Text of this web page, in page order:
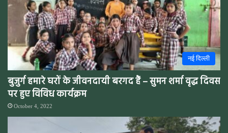
नई दिल्ली
बुजुर्ग हमारे घरों के जीवनदायी बरगद हैं – सुमन शर्मा वृद्ध दिवस
पर हुए विविध कार्यक्रम
October 4, 2022